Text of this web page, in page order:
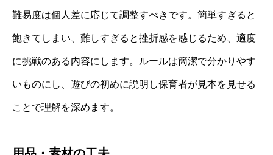
難易度は個人差に応じて調整すべきです。簡単すぎると
飽きてしまい、難しすぎると挫折感を感じるため、適度
に挑戦のある内容にします。ルールは簡潔で分かりやす
いものにし、遊びの初めに説明し保育者が見本を見せる
ことで理解を深めます。